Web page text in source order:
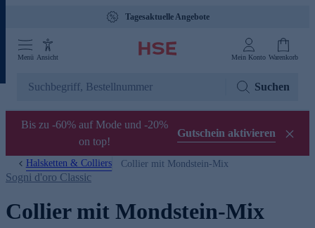
Tagesaktuelle Angebote
Menü Ansicht Mein Konto Warenkorb
Suchen
Bis zu -60% auf Mode und -20%
on top!
Gutschein aktivieren
Halsketten & Colliers Collier mit Mondstein-Mix
Sogni d'oro Classic
Collier mit Mondstein-Mix